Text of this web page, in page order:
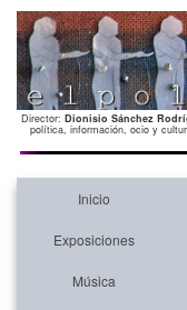
Director: Dionisio Sánchez
política, información, ocio y
Inicio
Exposiciones
Música